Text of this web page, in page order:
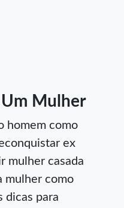
Mulher
homem como
ex
mulher casada
mulher como
dicas para